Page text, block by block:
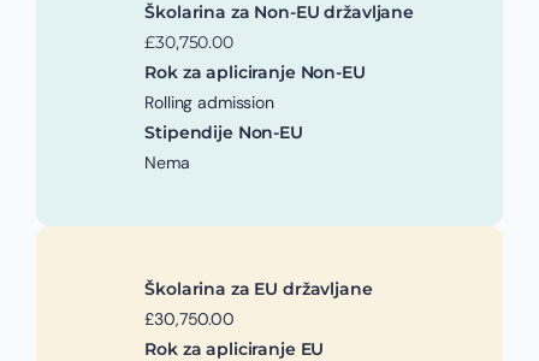
Školarina za Non-EU državljane
£30,750.00
Rok za apliciranje Non-EU
Rolling admission
Stipendije Non-EU
Nema
Školarina za EU državljane
£30,750.00
Rok za apliciranje EU